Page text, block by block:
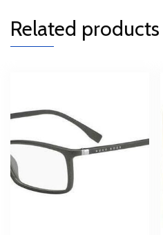
Related products